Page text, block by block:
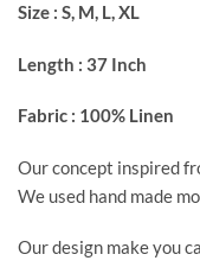
Size : S, M, L, XL
Length : 37 Inch
Fabric : 100% Linen
Our concept inspired
We used hand made
Our design make you